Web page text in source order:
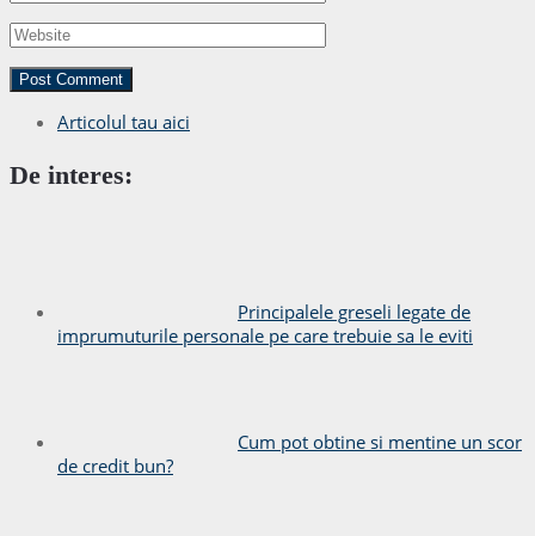
Articolul tau aici
De interes:
Principalele greseli legate de
imprumuturile personale pe care trebuie sa le eviti
Cum pot obtine si mentine un scor
de credit bun?